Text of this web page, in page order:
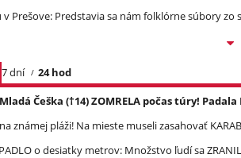
Prešove: Predstavia sa nám folklórne súbory zo
7 dní
24 hod
Češka (†14) ZOMRELA počas túry! Padala
známej pláži! Na mieste museli zasahovať
o desiatky metrov: Množstvo ľudí sa